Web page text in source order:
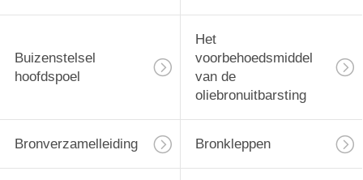
Buizenstelsel
hoofdspoel
Het
voorbehoedsmiddel
van de
oliebronuitbarsting
Bronverzamelleiding Bronkleppen